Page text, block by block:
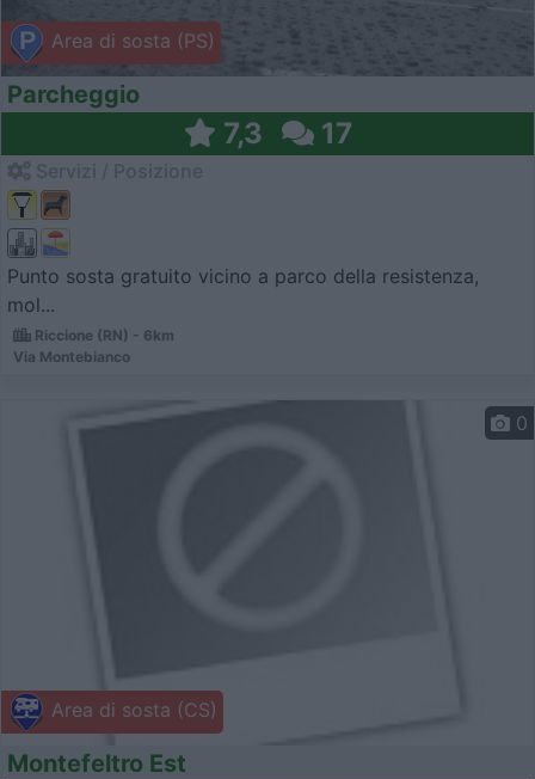
Area di sosta (PS)
Parcheggio
7,3 17
Punto sosta gratuito vicino a parco della resistenza,
mol...
Riccione (RN) - 6km
Via Montebianco
Area di sosta (CS)
0
Montefeltro Est